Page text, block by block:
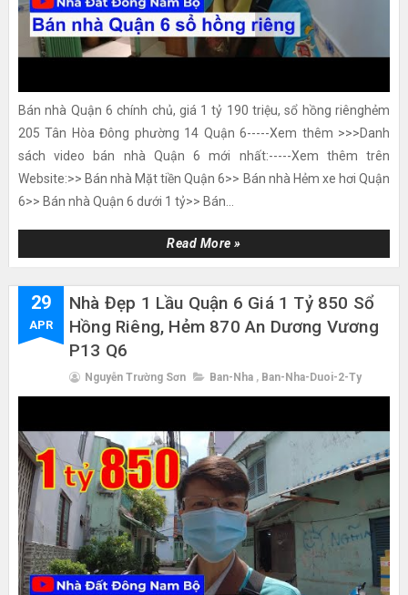
Bán nhà Quận 6 chính chủ, giá 1 tỷ 190 triệu, sổ hồng riênghẻm
205 Tân Hòa Đông phường 14 Quận 6-----Xem thêm >>>Danh
sách video bán nhà Quận 6 mới nhất:-----Xem thêm trên
Website:>> Bán nhà Mặt tiền Quận 6>> Bán nhà Hẻm xe hơi Quận
6>> Bán nhà Quận 6 dưới 1 tỷ>> Bán...
Read More »
29
APR
Nhà Đẹp 1 Lầu Quận 6 Giá 1 Tỷ 850 Sổ
Hồng Riêng, Hẻm 870 An Dương Vương
P13 Q6
Nguyễn Trường Sơn Ban-Nha , Ban-Nha-Duoi-2-Ty